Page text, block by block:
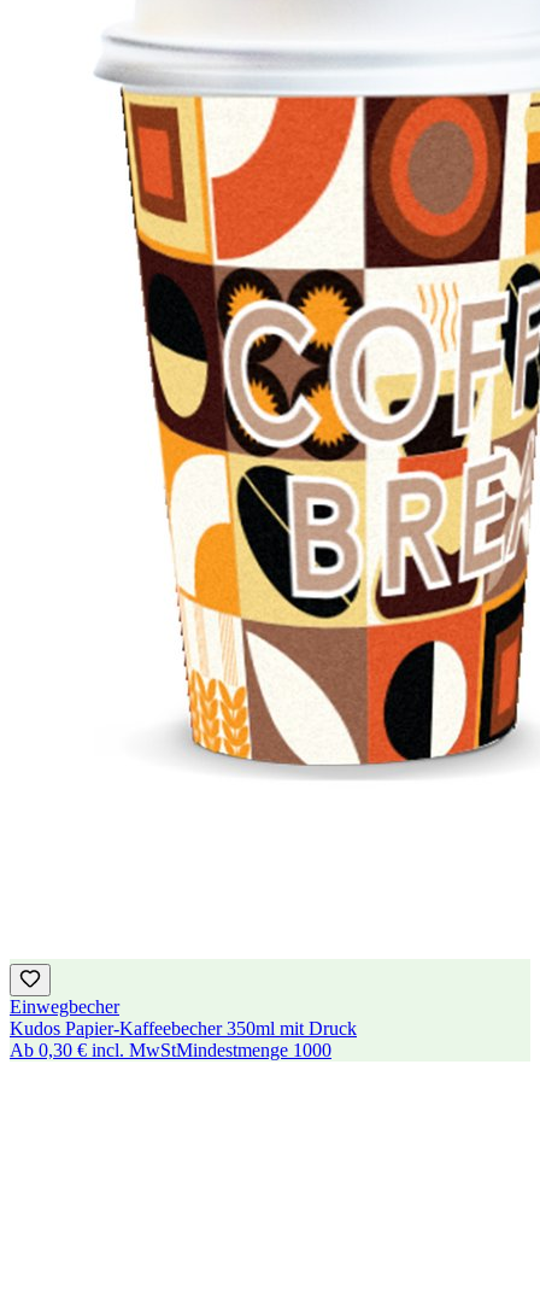
Einwegbecher
Kudos Papier-Kaffeebecher 350ml mit Druck
Ab 0,30 € incl. MwStMindestmenge 1000